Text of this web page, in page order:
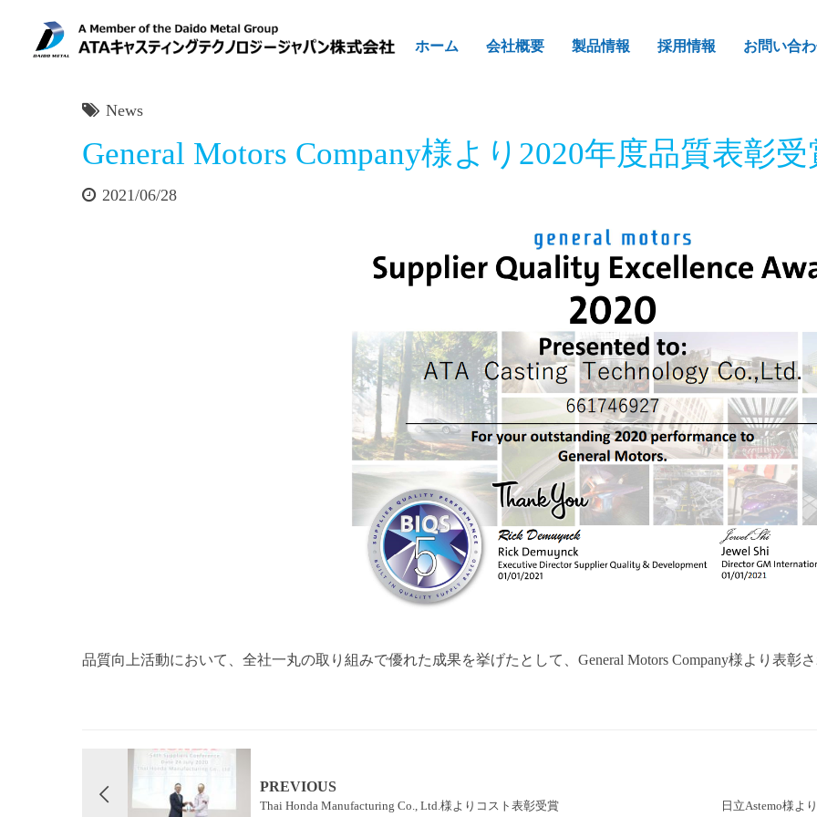
ホーム 会社概要 製品情報 採用情報 お問い合
News
General Motors Company様より2020年度品質表彰受
2021/06/28
品質向上活動において、全社一丸の取り組みで優れた成果を挙げたとして、General Motors Company様より表彰
PREVIOUS
Thai Honda Manufacturing Co., Ltd.様よりコスト表彰受賞 日立Astemo様よ